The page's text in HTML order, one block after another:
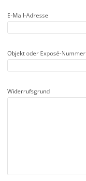
E-Mail-Adresse
Objekt oder Exposé-Nummer
Widerrufsgrund